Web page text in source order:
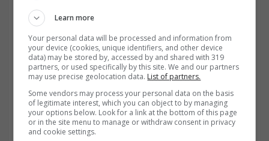
provenienti dall’uso di applicazioni e servizi
delle aziende private. La Cyberspace
Administration of China sarà espressione
delle funzioni governative, che in base a un
principio di sicurezza nazionale potrà
intervenire con un ampio margine di
manovra, per verifiche sulla sicurezza
Learn more
Your personal data will be processed and information from
your device (cookies, unique identifiers, and other device
data) may be stored by, accessed by and shared with 319
partners, or used specifically by this site. We and our partners
may use precise geolocation data. List of partners.
Some vendors may process your personal data on the basis
of legitimate interest, which you can object to by managing
your options below. Look for a link at the bottom of this page
or in the site menu to manage or withdraw consent in privacy
and cookie settings.